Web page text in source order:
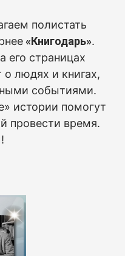
полистать
«Книгодарь».
его страницах
людях и книгах,
событиями.
истории помогут
провести время.